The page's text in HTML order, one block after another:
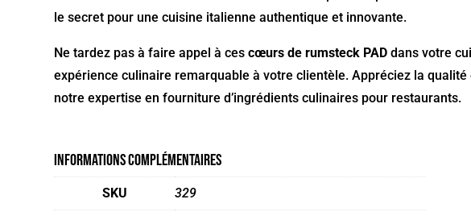
le secret pour une cuisine italienne authentique et innovante.
Ne tardez pas à faire appel à cescœurs de rumsteck PADdans votre
expérience culinaire remarquable à votre clientèle. Appréciez la qualité
notre expertise en fourniture d’ingrédients culinaires pour restaurants.
Informations complémentaires
SKU 329